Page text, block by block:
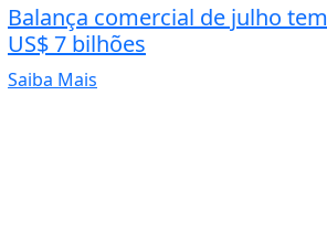
Balança comercial de julho
US$ 7 bilhões
Saiba Mais